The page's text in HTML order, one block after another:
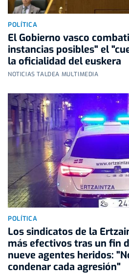
POLÍTICA
El Gobierno vasco
instancias posibles" el
la oficialidad del euskera
NOTICIAS TALDEA MULTIMEDIA
POLÍTICA
Los sindicatos de la
más efectivos tras un fin
nueve agentes heridos:
condenar cada agresión"